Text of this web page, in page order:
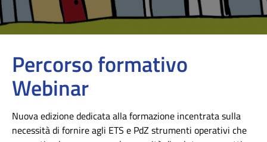
Percorso formativo
Webinar
Nuova edizione dedicata alla formazione incentrata sulla
necessità di fornire agli ETS e PdZ strumenti operativi che